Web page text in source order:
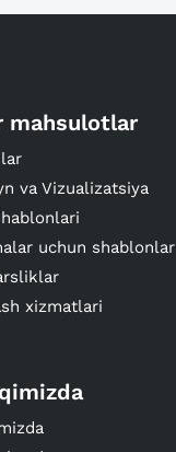
mahsulotlar
va Vizualizatsiya
uchun shablonlar
xizmatlari